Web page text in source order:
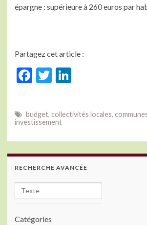
épargne : supérieure à 260 euros par
Partagez cet article :
F
e
b
o
o
k
T
itt
er
ke
dI
n
budget, collectivités locales,
investissement
RECHERCHE AVANCÉE
Catégories